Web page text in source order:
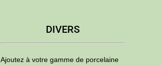
DIVERS
Ajoutez à votre gamme de porcelaine